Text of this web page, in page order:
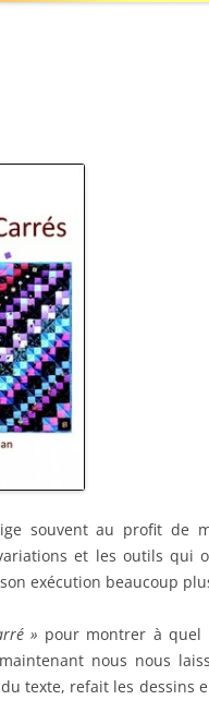
souvent au profit de
et les outils qui
exécution beaucoup
» pour montrer à
nous nous
texte, refait les dessins